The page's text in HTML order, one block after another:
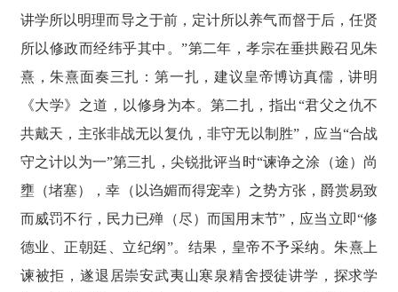
讲学所以明理而导之于前，定计所以养气而督于后，任贤
所以修政而经纬乎其中。”第二年，孝宗在垂拱殿召见朱
熹，朱熹面奏三扎：第一扎，建议皇帝博访真儒，讲明
《大学》之道，以修身为本。第二扎，指出“君父之仇不
共戴天，主张非战无以复仇，非守无以制胜”，应当“合战
守之计以为一”第三扎，尖锐批评当时“谏诤之涂（途）尚
壅（堵塞），幸（以诌媚而得宠幸）之势方张，爵赏易致
而威罚不行，民力已殚（尽）而国用末节”，应当立即“修
德业、正朝廷、立纪纲”。结果，皇帝不予采纳。朱熹上
谏被拒，遂退居崇安武夷山寒泉精舍授徒讲学，探求学